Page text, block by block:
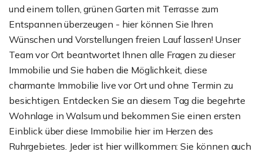
und einem tollen, grünen Garten mit Terrasse zum
Entspannen überzeugen - hier können Sie Ihren
Wünschen und Vorstellungen freien Lauf lassen! Unser
Team vor Ort beantwortet Ihnen alle Fragen zu dieser
Immobilie und Sie haben die Möglichkeit, diese
charmante Immobilie live vor Ort und ohne Termin zu
besichtigen. Entdecken Sie an diesem Tag die begehrte
Wohnlage in Walsum und bekommen Sie einen ersten
Einblick über diese Immobilie hier im Herzen des
Ruhrgebietes. Jeder ist hier willkommen: Sie können auch